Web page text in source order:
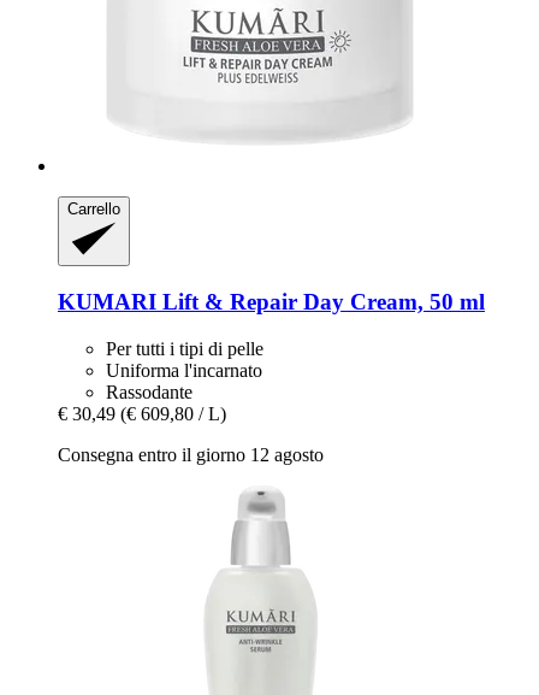
Carrello
KUMARI Lift & Repair Day Cream, 50 ml
Per tutti i tipi di pelle
Uniforma l'incarnato
Rassodante
€ 30,49 (€ 609,80 / L)
Consegna entro il giorno 12 agosto